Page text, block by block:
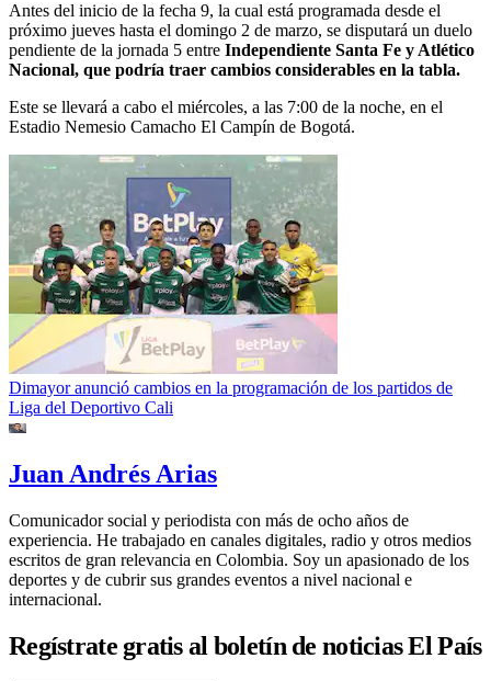
Antes del inicio de la fecha 9, la cual está programada desde el
próximo jueves hasta el domingo 2 de marzo, se disputará un duelo
pendiente de la jornada 5 entre Independiente Santa Fe y Atlético
Nacional, que podría traer cambios considerables en la tabla.
Este se llevará a cabo el miércoles, a las 7:00 de la noche, en el
Estadio Nemesio Camacho El Campín de Bogotá.
Dimayor anunció cambios en la programación de los partidos de
Liga del Deportivo Cali
Juan Andrés Arias
Comunicador social y periodista con más de ocho años de
experiencia. He trabajado en canales digitales, radio y otros medios
escritos de gran relevancia en Colombia. Soy un apasionado de los
deportes y de cubrir sus grandes eventos a nivel nacional e
internacional.
Regístrate gratis al boletín de noticias El País